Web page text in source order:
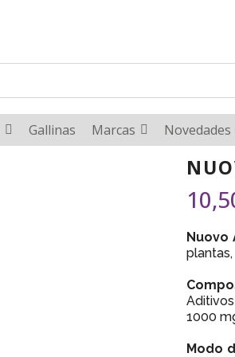
Gallinas Marcas Novedades
Nuovo
1000
Modo